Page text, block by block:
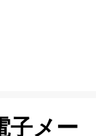
子メー